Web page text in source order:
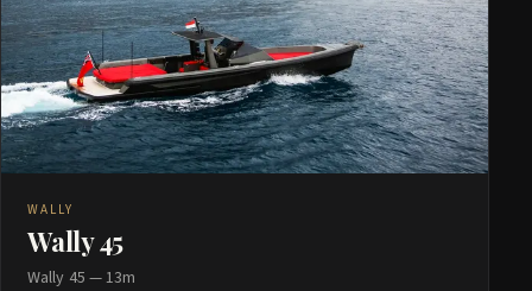
WALLY
Wally 45
Wally 45 — 13m